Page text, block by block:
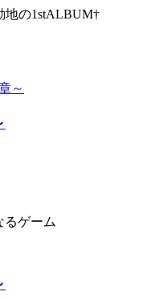
地の1stALBUM†
るゲーム